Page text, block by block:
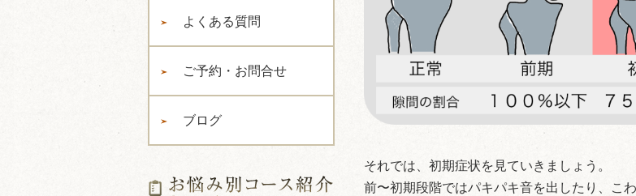
よくある質問
ご予約・お問合せ
ブログ
それでは、初期症状を見ていきましょう。
前〜初期段階ではパキパキ音を出したり、こ